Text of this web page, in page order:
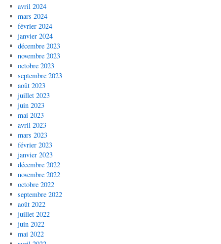
avril 2024
mars 2024
février 2024
janvier 2024
décembre 2023
novembre 2023
octobre 2023
septembre 2023
août 2023
juillet 2023
juin 2023
mai 2023
avril 2023
mars 2023
février 2023
janvier 2023
décembre 2022
novembre 2022
octobre 2022
septembre 2022
août 2022
juillet 2022
juin 2022
mai 2022